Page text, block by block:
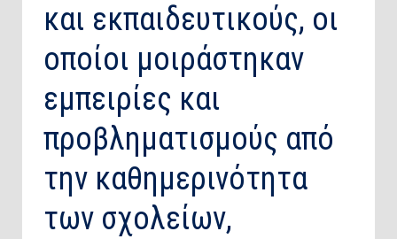
και εκπαιδευτικούς, οι
οποίοι μοιράστηκαν
εμπειρίες και
προβληματισμούς από
την καθημερινότητα
των σχολείων,